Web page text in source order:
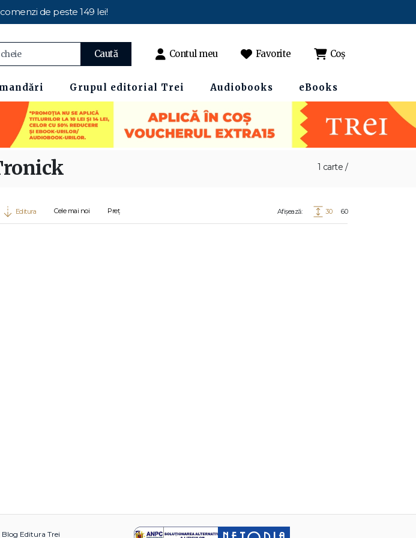
de peste 149 lei!
Caută Contul meu Favorite Coș
Grupul editorial Trei Audiobooks eBooks
1 carte /
Editura Cele mai noi Preț Afișează: 30 60
Blog Editura Trei